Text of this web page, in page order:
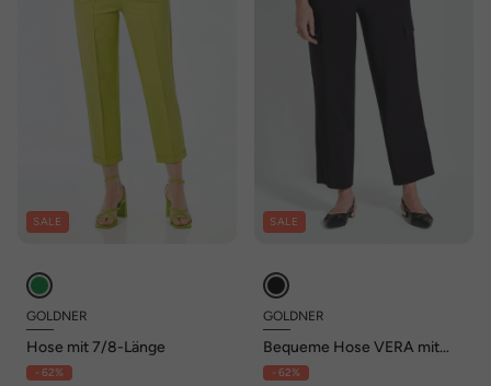
SALE
GOLDNER
Hose mit 7/8-Länge
- 62%
SALE
GOLDNER
Bequeme Hose VERA mit
sportlichem Look
- 62%